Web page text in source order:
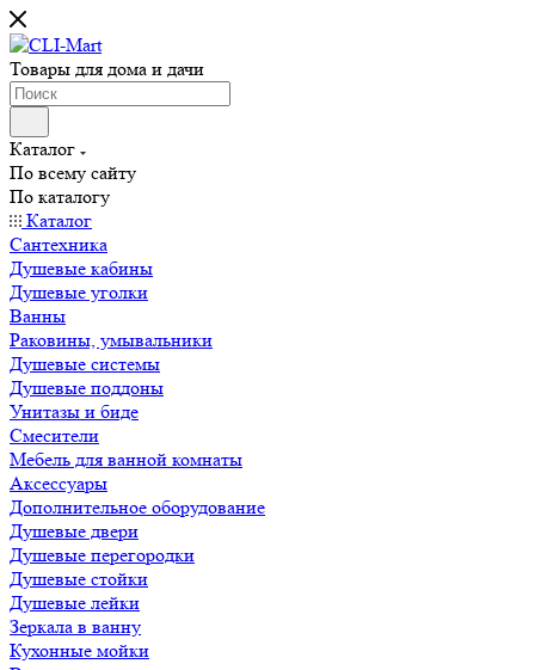
Товары для дома и дачи
Каталог
По всему сайту
По каталогу
Каталог
Сантехника
Душевые кабины
Душевые уголки
Ванны
Раковины, умывальники
Душевые системы
Душевые поддоны
Унитазы и биде
Смесители
Мебель для ванной комнаты
Аксессуары
Дополнительное оборудование
Душевые двери
Душевые перегородки
Душевые стойки
Душевые лейки
Зеркала в ванну
Кухонные мойки